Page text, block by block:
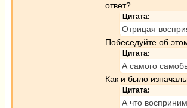
ответ?
Цитата:
Отрицая
Побеседуйте об
Цитата:
А самого
Как и было
Цитата:
А что